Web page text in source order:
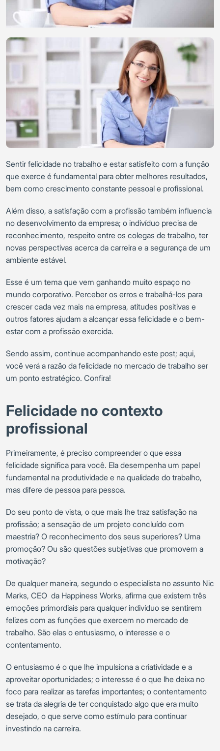
Sentir felicidade no trabalho e estar satisfeito com a função
que exerce é fundamental para obter melhores resultados,
bem como crescimento constante pessoal e profissional.
Além disso, a satisfação com a profissão também influencia
no desenvolvimento da empresa; o indivíduo precisa de
reconhecimento, respeito entre os colegas de trabalho, ter
novas perspectivas acerca da carreira e a segurança de um
ambiente estável.
Esse é um tema que vem ganhando muito espaço no
mundo corporativo. Perceber os erros e trabalhá-los para
crescer cada vez mais na empresa, atitudes positivas e
outros fatores ajudam a alcançar essa felicidade e o bem-
estar com a profissão exercida.
Sendo assim, continue acompanhando este post; aqui,
você verá a razão da felicidade no mercado de trabalho ser
um ponto estratégico. Confira!
Felicidade no contexto
profissional
Primeiramente, é preciso compreender o que essa
felicidade significa para você. Ela desempenha um papel
fundamental na produtividade e na qualidade do trabalho,
mas difere de pessoa para pessoa.
Do seu ponto de vista, o que mais lhe traz satisfação na
profissão; a sensação de um projeto concluído com
maestria? O reconhecimento dos seus superiores? Uma
promoção? Ou são questões subjetivas que promovem a
motivação?
De qualquer maneira, segundo o especialista no assunto Nic
Marks, CEO da Happiness Works, afirma que existem três
emoções primordiais para qualquer indivíduo se sentirem
felizes com as funções que exercem no mercado de
trabalho. São elas o entusiasmo, o interesse e o
contentamento.
O entusiasmo é o que lhe impulsiona a criatividade e a
aproveitar oportunidades; o interesse é o que lhe deixa no
foco para realizar as tarefas importantes; o contentamento
se trata da alegria de ter conquistado algo que era muito
desejado, o que serve como estímulo para continuar
investindo na carreira.